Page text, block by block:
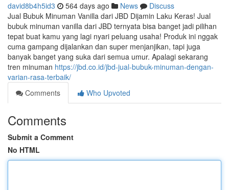
david8b4h5id3 564 days ago News
Discuss
Jual Bubuk Minuman Vanilla dari JBD Dijamin Laku Keras! Jual
bubuk minuman vanilla dari JBD ternyata bisa banget jadi pilihan
tepat buat kamu yang lagi nyari peluang usaha! Produk ini nggak
cuma gampang dijalankan dan super menjanjikan, tapi juga
banyak banget yang suka dari semua umur. Apalagi sekarang
tren minuman https://jbd.co.id/jbd-jual-bubuk-minuman-dengan-
varian-rasa-terbaik/
Comments
Who Upvoted
Comments
Submit a Comment
No HTML